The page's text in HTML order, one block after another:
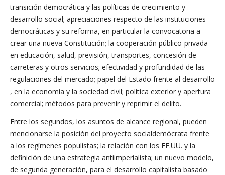
transición democrática y las políticas de crecimiento y
desarrollo social; apreciaciones respecto de las instituciones
democráticas y su reforma, en particular la convocatoria a
crear una nueva Constitución; la cooperación público-privada
en educación, salud, previsión, transportes, concesión de
carreteras y otros servicios; efectividad y profundidad de las
regulaciones del mercado; papel del Estado frente al desarrollo
, en la economía y la sociedad civil; política exterior y apertura
comercial; métodos para prevenir y reprimir el delito.
Entre los segundos, los asuntos de alcance regional, pueden
mencionarse la posición del proyecto socialdemócrata frente
a los regímenes populistas; la relación con los EE.UU. y la
definición de una estrategia antiimperialista; un nuevo modelo,
de segunda generación, para el desarrollo capitalista basado